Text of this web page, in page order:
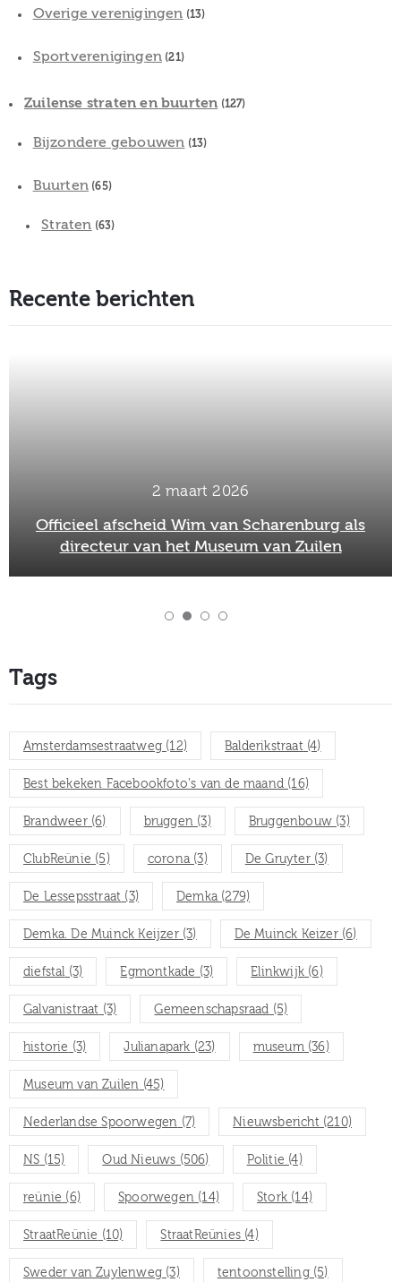
Overige verenigingen (13)
Sportverenigingen (21)
Zuilense straten en buurten (127)
Bijzondere gebouwen (13)
Buurten (65)
Straten (63)
Recente berichten
2 maart 2026
Officieel afscheid Wim van Scharenburg als
directeur van het Museum van Zuilen
Tags
Amsterdamsestraatweg (12) Balderikstraat(4)
Best bekeken Facebookfoto's van de maand (16)
Brandweer(6) bruggen (3) Bruggenbouw (3)
ClubReünie (5) corona (3) De Gruyter(3)
De Lessepsstraat (3) Demka (279)
Demka. De Muinck Keijzer(3) De Muinck Keizer(6)
diefstal (3) Egmontkade (3) Elinkwijk (6)
Galvanistraat (3) Gemeenschapsraad (5)
historie (3) Julianapark (23) museum(36)
Museum van Zuilen (45)
Nederlandse Spoorwegen (7) Nieuwsbericht(210)
NS (15) Oud Nieuws (506) Politie (4)
reünie (6) Spoorwegen (14) Stork (14)
StraatReünie (10) StraatReünies (4)
Sweder van Zuylenweg (3) tentoonstelling(5)